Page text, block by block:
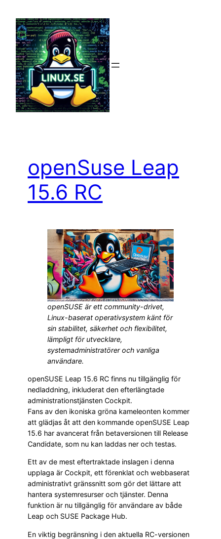
innehåll
openSuse Leap
15.6 RC
openSUSE är ett community-drivet,
Linux-baserat operativsystem känt för
sin stabilitet, säkerhet och flexibilitet,
lämpligt för utvecklare,
systemadministratörer och vanliga
användare.
openSUSE Leap 15.6 RC finns nu tillgänglig för
nedladdning, inkluderat den efterlängtade
administrationstjänsten Cockpit.
Fans av den ikoniska gröna kameleonten kommer
att glädjas åt att den kommande openSUSE Leap
15.6 har avancerat från betaversionen till Release
Candidate, som nu kan laddas ner och testas.
Ett av de mest eftertraktade inslagen i denna
upplaga är Cockpit, ett förenklat och webbaserat
administrativt gränssnitt som gör det lättare att
hantera systemresurser och tjänster. Denna
funktion är nu tillgänglig för användare av både
Leap och SUSE Package Hub.
En viktig begränsning i den aktuella RC-versionen